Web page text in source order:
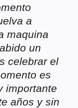
a
maquina
un
celebrar el
es
importante
años y sin